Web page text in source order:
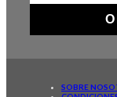
SOBRE